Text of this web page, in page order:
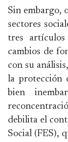
Sin embargo,
sectores
tres
cambios de
con su
la protección
bien
debilita el
Social (FES),